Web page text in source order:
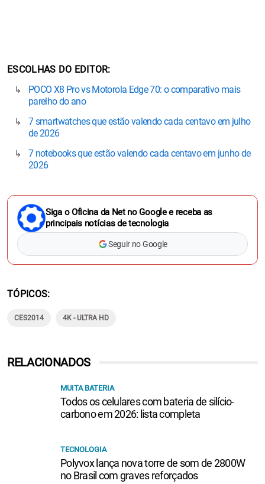
ESCOLHAS DO EDITOR
POCO X8 Pro vs Motorola Edge 70: o comparativo mais
parelho do ano
7 smartwatches que estão valendo cada centavo em julho
de 2026
7 notebooks que estão valendo cada centavo em junho de
2026
Siga o Oficina da Net no Google e receba as
principais notícias de tecnologia
Seguir no Google
TÓPICOS
CES2014 4K - ULTRA HD
RELACIONADOS
MUITA BATERIA
Todos os celulares com bateria de silício-
carbono em 2026: lista completa
TECNOLOGIA
Polyvox lança nova torre de som de 2800W
no Brasil com graves reforçados